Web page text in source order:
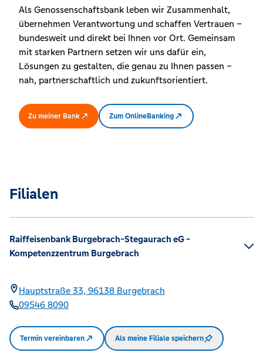
Als Genossenschaftsbank leben wir Zusammenhalt,
übernehmen Verantwortung und schaffen Vertrauen –
bundesweit und direkt bei Ihnen vor Ort. Gemeinsam
mit starken Partnern setzen wir uns dafür ein,
Lösungen zu gestalten, die genau zu Ihnen passen –
nah, partnerschaftlich und zukunftsorientiert.
Zu meiner Bank Zum OnlineBanking
Filialen
Raiffeisenbank Burgebrach-Stegaurach eG -
Kompetenzzentrum Burgebrach
Hauptstraße 33, 96138 Burgebrach
09546 8090
Termin vereinbaren Als meine Filiale speichern